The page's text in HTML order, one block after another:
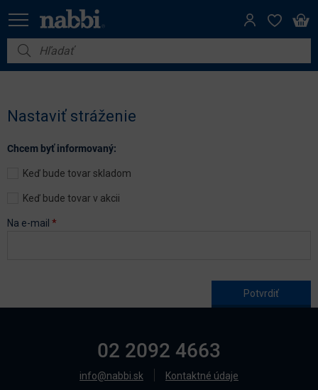
Nábytok
Dom a záhrada
Akcie
Nastaviť stráženie
Chcem byť informovaný:
Keď bude tovar skladom
Keď bude tovar v akcii
Na e-mail *
02 2092 4663
info@nabbi.sk Kontaktné údaje